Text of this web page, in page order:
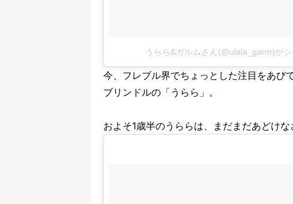
うらら&ガルムさん(@ulala_garm)が
今、フレブル界でちょっとした注目をあび
ブリンドルの「うらら」。
およそ1歳半のうららは、まだまだあどけな